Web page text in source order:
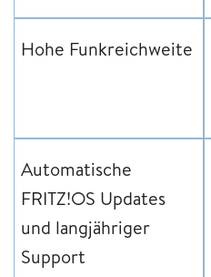
Hohe Funkreichweite
Automatische
FRITZ!OS Updates
und langjähriger
Support